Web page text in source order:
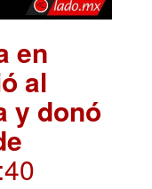
en
al
y donó